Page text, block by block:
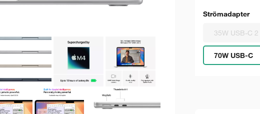
Strömadapter
35W USB-C
70W USB-C